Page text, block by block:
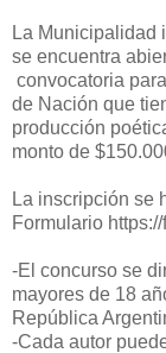
La Municipalidad
se encuentra
convocatoria
de Nación que
producción
monto de
La inscripción se
Formulario
-El concurso se
mayores de 18
República
-Cada autor